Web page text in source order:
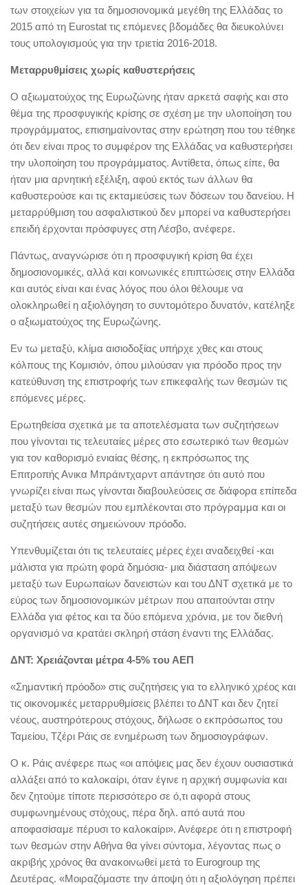
των στοιχείων για τα δημοσιονομικά μεγέθη της Ελλάδας το
2015 από τη Εurostat τις επόμενες βδομάδες θα διευκολύνει
τους υπολογισμούς για την τριετία 2016-2018.
Μεταρρυθμίσεις χωρίς καθυστερήσεις
O αξιωματούχος της Ευρωζώνης ήταν αρκετά σαφής και στο
θέμα της προσφυγικής κρίσης σε σχέση με την υλοποίηση του
προγράμματος, επισημαίνοντας στην ερώτηση που του τέθηκε
ότι δεν είναι προς το συμφέρον της Ελλάδας να καθυστερήσει
την υλοποίηση του προγράμματος. Αντίθετα, όπως είπε, θα
ήταν μια αρνητική εξέλιξη, αφού εκτός των άλλων θα
καθυστερούσε και τις εκταμιεύσεις των δόσεων του δανείου. H
μεταρρύθμιση του ασφαλιστικού δεν μπορεί να καθυστερήσει
επειδή έρχονται πρόσφυγες στη Λέσβο, ανέφερε.
Πάντως, αναγνώρισε ότι η προσφυγική κρίση θα έχει
δημοσιονομικές, αλλά και κοινωνικές επιπτώσεις στην Ελλάδα
και αυτός είναι και ένας λόγος που όλοι θέλουμε να
ολοκληρωθεί η αξιολόγηση το συντομότερο δυνατόν, κατέληξε
ο αξιωματούχος της Ευρωζώνης.
Εν τω μεταξύ, κλίμα αισιοδοξίας υπήρχε χθες και στους
κόλπους της Κομισιόν, όπου μιλούσαν για πρόοδο προς την
κατεύθυνση της επιστροφής των επικεφαλής των θεσμών τις
επόμενες μέρες.
Ερωτηθείσα σχετικά με τα αποτελέσματα των συζητήσεων
που γίνονται τις τελευταίες μέρες στο εσωτερικό των θεσμών
για τον καθορισμό ενιαίας θέσης, η εκπρόσωπος της
Επιτροπής Ανικα Μπράιντχαρντ απάντησε ότι αυτό που
γνωρίζει είναι πως γίνονται διαβουλεύσεις σε διάφορα επίπεδα
μεταξύ των θεσμών που εμπλέκονται στο πρόγραμμα και οι
συζητήσεις αυτές σημειώνουν πρόοδο.
Υπενθυμίζεται ότι τις τελευταίες μέρες έχει αναδειχθεί -και
μάλιστα για πρώτη φορά δημόσια- μια διάσταση απόψεων
μεταξύ των Ευρωπαίων δανειστών και του ΔΝΤ σχετικά με το
εύρος των δημοσιονομικών μέτρων που απαιτούνται στην
Ελλάδα για φέτος και τα δύο επόμενα χρόνια, με τον διεθνή
οργανισμό να κρατάει σκληρή στάση έναντι της Ελλάδας.
ΔΝΤ: Χρειάζονται μέτρα 4-5% του ΑΕΠ
«Σημαντική πρόοδο» στις συζητήσεις για το ελληνικό χρέος και
τις οικονομικές μεταρρυθμίσεις βλέπει το ΔΝΤ και δεν ζητεί
νέους, αυστηρότερους στόχους, δήλωσε ο εκπρόσωπος του
Ταμείου, Τζέρι Ράις σε ενημέρωση των δημοσιογράφων.
Ο κ. Ράις ανέφερε πως «oι απόψεις μας δεν έχουν ουσιαστικά
αλλάξει από το καλοκαίρι, όταν έγινε η αρχική συμφωνία και
δεν ζητούμε τίποτε περισσότερο σε ό,τι αφορά στους
συμφωνημένους στόχους, πέρα δηλ. από αυτά που
αποφασίσαμε πέρυσι το καλοκαίρι». Ανέφερε ότι η επιστροφή
των θεσμών στην Αθήνα θα γίνει σύντομα, λέγοντας πως ο
ακριβής χρόνος θα ανακοινωθεί μετά το Eurogroup της
Δευτέρας. «Μοιραζόμαστε την άποψη ότι η αξιολόγηση πρέπει